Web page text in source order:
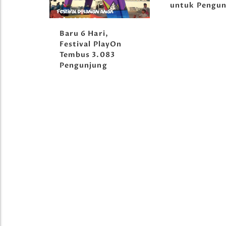
Baru 6 Hari,
Festival PlayOn
Tembus 3.083
Pengunjung
untuk